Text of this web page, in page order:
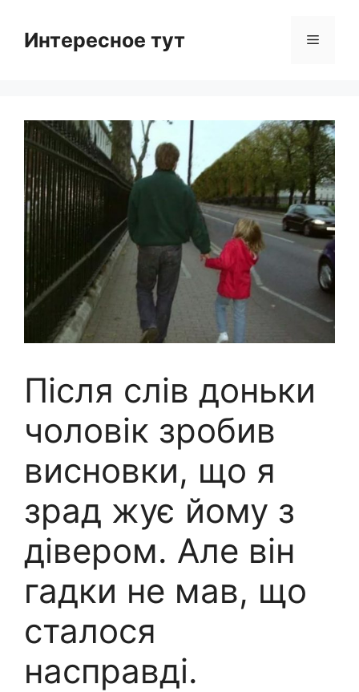
contentИнтересное тут Menu
Після слів доньки
чоловік зробив
висновки, що я
зрад жує йому з
дівером. Але він
гадки не мав, що
сталося
насправді.